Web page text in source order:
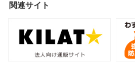
関連サイト